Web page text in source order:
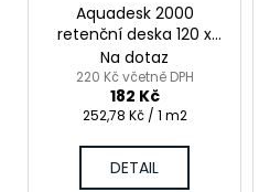
Aquadesk 2000
retenční deska 120 x
60 x 2 cm
Na dotaz
220 Kč včetně DPH
182 Kč
Měrná
252,78 Kč / 1 m2
DETAIL